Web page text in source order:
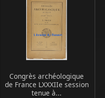
Congrès archéologique
de France LXXXIIe session
tenue à...